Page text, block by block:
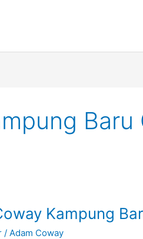
Baru
Kampung
/ Adam Coway